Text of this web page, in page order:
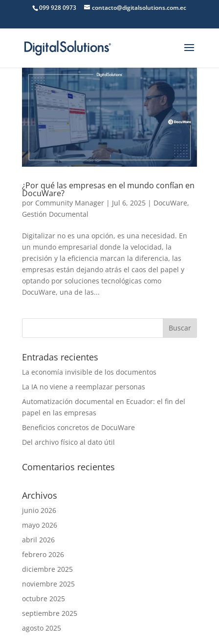
099 928 0973 contacto@digitalsolutions.com.ec
¿Por qué las empresas en el mundo confían en
DocuWare?
por Community Manager| Jul 6, 2025| DocuWare,
Gestión Documental
Digitalizar no es una opción, es una necesidad. En
un mundo empresarial donde la velocidad, la
precisión y la eficiencia marcan la diferencia, las
empresas están dejando atrás el caos del papel y
optando por soluciones tecnológicas como
DocuWare, una de las...
Entradas recientes
La economía invisible de los documentos
La IA no viene a reemplazar personas
Automatización documental en Ecuador: el fin del
papel en las empresas
Beneficios concretos de DocuWare
Del archivo físico al dato útil
Comentarios recientes
Archivos
junio 2026
mayo 2026
abril 2026
febrero 2026
diciembre 2025
noviembre 2025
octubre 2025
septiembre 2025
agosto 2025